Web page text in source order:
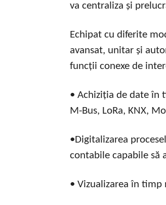
va centraliza și
Echipat cu diferite
avansat, unitar și
funcții conexe de
• Achiziția de date în
M-Bus, LoRa, KNX,
•Digitalizarea
contabile capabile să
• Vizualizarea în timp